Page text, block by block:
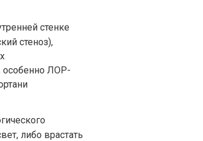
стенке
стеноз),
особенно ЛОР-
либо врастать